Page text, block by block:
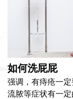
如何洗屁屁
强调，有痔疮一定
流脓等症状有一定